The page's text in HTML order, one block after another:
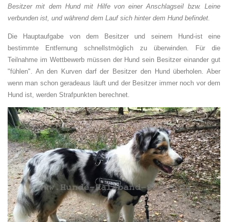
Besitzer mit dem Hund mit Hilfe von einer Anschlagseil bzw. Leine
verbunden ist, und während dem Lauf sich hinter dem Hund befindet.
Die Hauptaufgabe von dem Besitzer und seinem Hund-ist eine
bestimmte Entfernung schnellstmöglich zu überwinden. Für die
Teilnahme im Wettbewerb müssen der Hund sein Besitzer einander gut
"fühlen". An den Kurven darf der Besitzer den Hund überholen. Aber
wenn man schon geradeaus läuft und der Besitzer immer noch vor dem
Hund ist, werden Strafpunkten berechnet.